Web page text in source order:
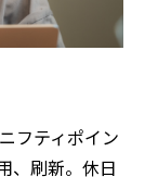
フティポイン
、刷新。休日